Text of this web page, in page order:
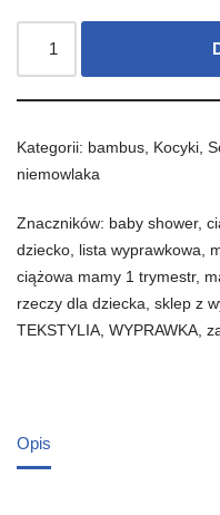
Kategorii: bambus Kocyki
niemowlaka
Znaczników: baby shower,
dziecko
lista wyprawkowa
ciążowa mamy 1 trymestr,
rzeczy dla dziecka sklep z
TEKSTYLIA WYPRAWKA
Opis